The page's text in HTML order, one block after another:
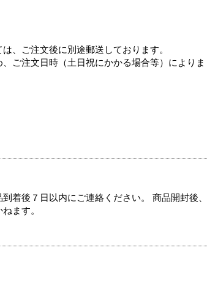
、ご注文後に別途郵送しております。
ご注文日時（土日祝にかかる場合等）により
着後７日以内にご連絡ください。 商品開封後
ます。